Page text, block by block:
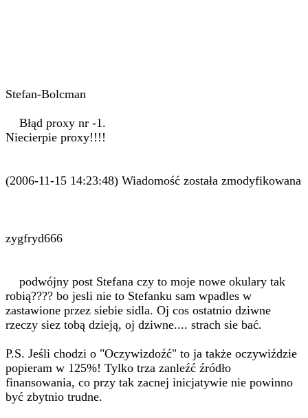
Stefan-Bolcman
Błąd proxy nr -1.
Niecierpie proxy!!!!
(2006-11-15 14:23:48) Wiadomość została zmodyfikowana
zygfryd666
podwójny post Stefana czy to moje nowe okulary tak
robią???? bo jesli nie to Stefanku sam wpadles w
zastawione przez siebie sidla. Oj cos ostatnio dziwne
rzeczy siez tobą dzieją, oj dziwne.... strach sie bać.
P.S. Jeśli chodzi o "Oczywizdoźć" to ja także oczywiździe
popieram w 125%! Tylko trza zanleźć źródło
finansowania, co przy tak zacnej inicjatywie nie powinno
być zbytnio trudne.